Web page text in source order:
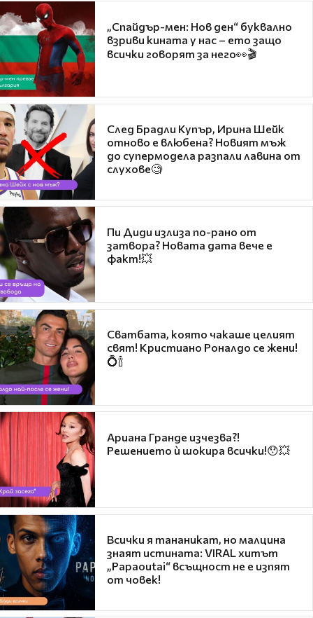
„Спайдър-мен: Нов ден“ буквално
взриви кината у нас – ето защо
всички говорят за него👀🎬
След Брадли Купър, Ирина Шейк
отново е влюбена? Новият мъж
до супермодела разпали лавина от
слухове🧐
Пи Диди излиза по-рано от
затвора? Новата дата вече е
факт!💥
Сватбата, която чакаше целият
свят! Кристиано Роналдо се жени!
💍🍾
Ариана Гранде изчезва?!
Решението ѝ шокира всички!😯💥
Всички я тананикат, но малцина
знаят истината: VIRAL хитът
„Papaoutai“ всъщност не е изпят
от човек!